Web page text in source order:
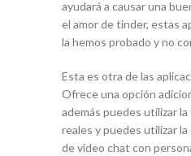
ayudará a causar una
el amor de tinder, estas
la hemos probado y no
Esta es otra de las
Ofrece una opción
además puedes utilizar
reales y puedes utilizar
de video chat con